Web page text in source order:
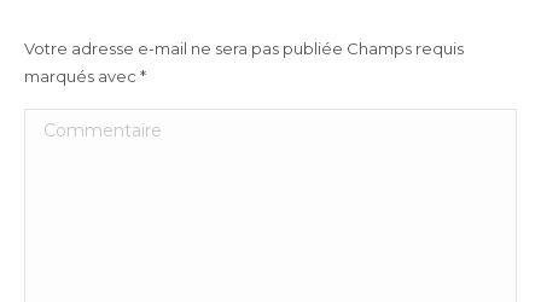
Votre adresse e-mail ne sera pas publiée Champs requis
marqués avec *
Commentaire